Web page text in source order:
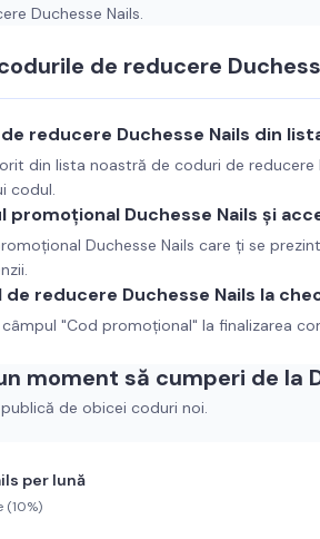
Duchesse Nails.
de reducere
reducere Duchesse Nails din
din lista noastră de coduri de reducere
codul.
promoțional Duchesse Nails și
Duchesse Nails care ți se
de reducere Duchesse Nails la
"Cod promoțional" la finalizarea
moment să cumperi de la
publică de obicei coduri noi.
per lună
(10%)